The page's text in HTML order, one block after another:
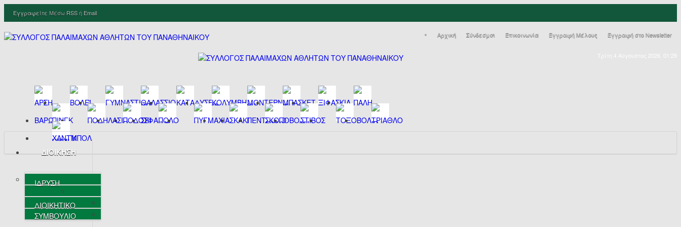
Εγγραφείτε Μέσω RSSή Email
Αρχική Σύνδεσμοι Επικοινωνία Εγγραφή Μέλους Εγγραφή στο Newsletter
Τρίτη 4 Αύγουστος 2026, 01:29
ΔΙΟΙΚΗΣΗ
ΙΔΡΥΣΗ
ΔΙΟΙΚΗΤΙΚΟ
ΣΥΜΒΟΥΛΙΟ